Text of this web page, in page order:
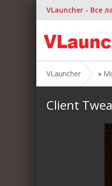
VLauncher - Все
VLauncher »
Client